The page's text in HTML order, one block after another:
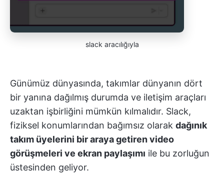
slack aracılığıyla
Günümüz dünyasında, takımlar dünyanın dört
bir yanına dağılmış durumda ve iletişim araçları
uzaktan işbirliğini mümkün kılmalıdır. Slack,
fiziksel konumlarından bağımsız olarak dağınık
takım üyelerini bir araya getiren video
görüşmeleri ve ekran paylaşımı ile bu zorluğun
üstesinden geliyor.